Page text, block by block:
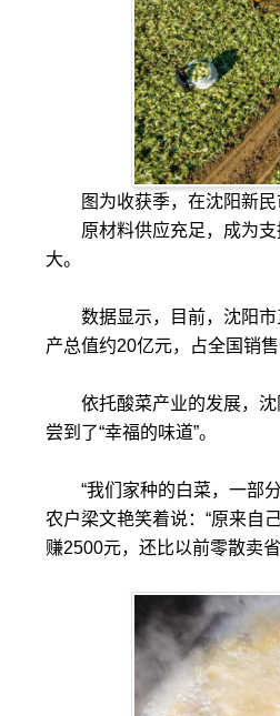
图为收获季，在沈阳新
原材料供应充足，成为支
大。
数据显示，目前，沈阳市
产总值约20亿元，占全国销售
依托酸菜产业的发展，沈
尝到了“幸福的味道”。
“我们家种的白菜，一部分
农户梁文艳笑着说：“原来自
赚2500元，还比以前零散卖